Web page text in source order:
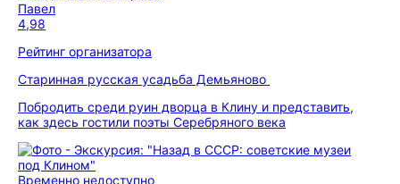
Павел
4,98
Рейтинг организатора
Старинная русская усадьба Демьяново
Побродить среди руин дворца в Клину и представить,
как здесь гостили поэты Серебряного века
Временно недоступно